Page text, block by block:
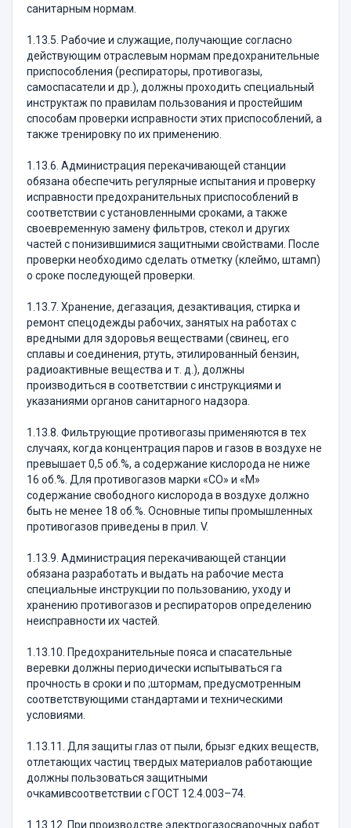
санитарным нормам.
1.13.5. Рабочие и служащие, получающие согласно
действующим отраслевым нормам предохранительные
приспособления (респираторы, противогазы,
самоспасатели и др.), должны проходить специальный
инструктаж по правилам пользования и простейшим
способам проверки исправности этих приспособлений, а
также тренировку по их применению.
1.13.6. Администрация перекачивающей станции
обязана обеспечить регулярные испытания и проверку
исправности предохранительных приспособлений в
соответствии с установленными сроками, а также
своевременную замену фильтров, стекол и других
частей с понизившимися защитными свойствами. После
проверки необходимо сделать отметку (клеймо, штамп)
о сроке последующей проверки.
1.13.7. Хранение, дегазация, дезактивация, стирка и
ремонт спецодежды рабочих, занятых на работах с
вредными для здоровья веществами (свинец, его
сплавы и соединения, ртуть, этилированный бензин,
радиоактивные вещества и т. д.), должны
производиться в соответствии с инструкциями и
указаниями органов санитарного надзора.
1.13.8. Фильтрующие противогазы применяются в тех
случаях, когда концентрация паров и газов в воздухе не
превышает 0,5 об.%, а содержание кислорода не ниже
16 об.%. Для противогазов марки «СО» и «М»
содержание свободного кислорода в воздухе должно
быть не менее 18 об.%. Основные типы промышленных
противогазов приведены в прил. V.
1.13.9. Администрация перекачивающей станции
обязана разработать и выдать на рабочие места
специальные инструкции по пользованию, уходу и
хранению противогазов и респираторов определению
неисправности их частей.
1.13.10. Предохранительные пояса и спасательные
веревки должны периодически испытываться га
прочность в сроки и по ;штормам, предусмотренным
соответствующими стандартами и техническими
условиями.
1.13.11. Для защиты глаз от пыли, брызг едких веществ,
отлетающих частиц твердых материалов работающие
должны пользоваться защитными
очкамивсоответствии с ГОСТ 12.4.003–74.
1.13.12. При производстве электрогазосварочных работ